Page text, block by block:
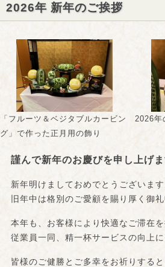
2026年 新年
「フルーツ＆ベジタブルカービン
グ」で作った正月用の飾り
2026年
謹んで新年のお慶びを申し上げま
新年明けましておめでとうございます
旧年中は格別のご愛顧を賜り厚く御礼
本年も、お客様により快適なご滞在
従業員一同、精一杯サービスの向上に
皆様のご健勝とご多幸をお祈りすると